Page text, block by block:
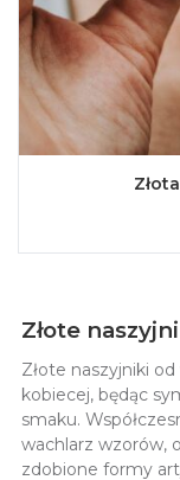
Złote
Złote naszyjniki
kobiecej, będąc
smaku.
wachlarz wzorów,
zdobione formy